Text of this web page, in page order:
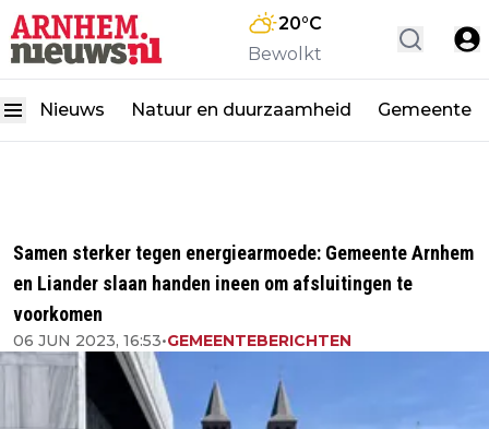
20°C
Bewolkt
Nieuws Natuur en duurzaamheid Gemeente
Samen sterker tegen energiearmoede: Gemeente Arnhem
en Liander slaan handen ineen om afsluitingen te
voorkomen
06 JUN 2023, 16:53•GEMEENTEBERICHTEN